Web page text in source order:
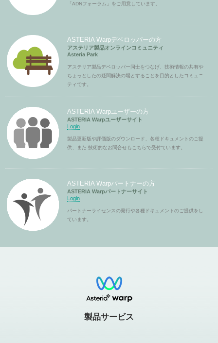
「ADNフォーラム」をご用意しています。
ASTERIA Warpデベロッパーの方
アステリア製品オンラインコミュニティ
Asteria Park
アステリア製品デベロッパー同士をつなげ、技術情報の共有や
ちょっとしたの疑問解決の場とすることを目的としたコミュニ
ティです。
ASTERIA Warpユーザーの方
ASTERIA Warpユーザーサイト
Login
製品更新版や評価版のダウンロード、各種ドキュメントのご提
供、また 技術的なお問合せもこちらで受付ています。
ASTERIA Warpパートナーの方
ASTERIA Warpパートナーサイト
Login
パートナーライセンスの発行や各種ドキュメントのご提供をし
ています。
製品サービス